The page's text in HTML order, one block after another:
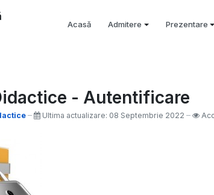
Acasă Admitere Prezentare
- Autentificare
Ultima actualizare: 08 Septembrie 2022